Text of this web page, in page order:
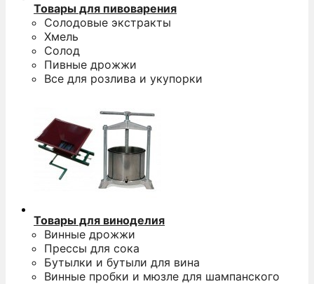
Товары для пивоварения
Солодовые экстракты
Хмель
Солод
Пивные дрожжи
Все для розлива и укупорки
Товары для виноделия
Винные дрожжи
Прессы для сока
Бутылки и бутыли для вина
Винные пробки и мюзле для шампанского